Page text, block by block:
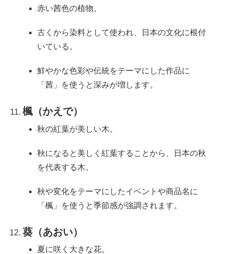
赤い茜色の植物。
古くから染料として使われ、日本の文化に根付
いている。
鮮やかな色彩や伝統をテーマにした作品に
「茜」を使うと深みが増します。
楓（かえで）
秋の紅葉が美しい木。
秋になると美しく紅葉することから、日本の秋
を代表する木。
秋や変化をテーマにしたイベントや商品名に
「楓」を使うと季節感が強調されます。
葵（あおい）
夏に咲く大きな花。